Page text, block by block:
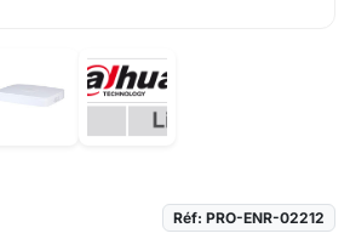
Réf: PRO-ENR-02212